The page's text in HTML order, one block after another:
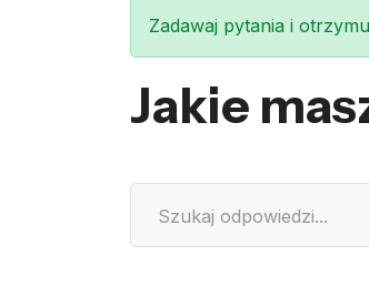
Zadawaj pytania i
Jakie